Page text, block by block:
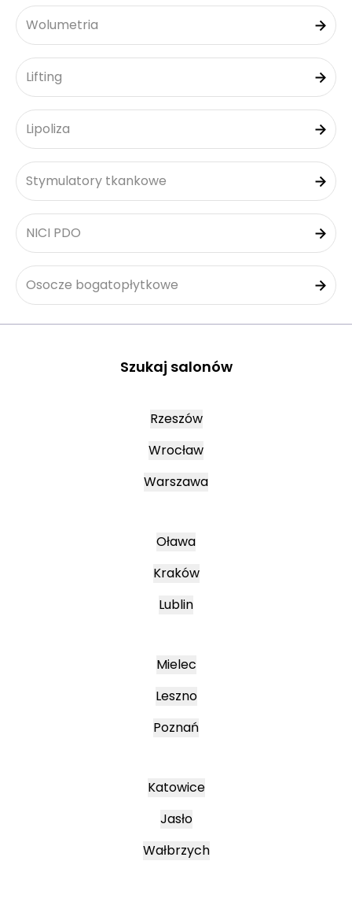
Wolumetria
Lifting
Lipoliza
Stymulatory tkankowe
NICI PDO
Osocze bogatopłytkowe
Szukaj salonów
Rzeszów
Wrocław
Warszawa
Oława
Kraków
Lublin
Mielec
Leszno
Poznań
Katowice
Jasło
Wałbrzych